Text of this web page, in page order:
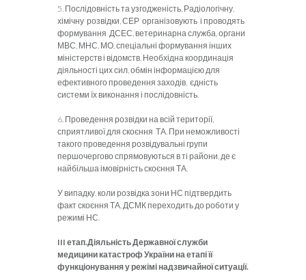
5. Послідовність та узгодженість. Радіологічну,
хімічну розвідки, СЕР організовують і проводять
формування ДСЕС, ветеринарна служба, органи
МВС, МНС, МО, спеціальні формування інших
міністерств і відомств. Необхідна координація
діяльності цих сил, обмін інформацією для
ефективного проведення заходів, єдність
системи їх виконання і послідовність.
6. Проведення розвідки на всій території,
сприятливої для скоєння ТА. При неможливості
такого проведення розвідувальні групи
першочергово спрямовуються в ті райони, де є
найбільша імовірність скоєння ТА.
У випадку, коли розвідка зони НС підтвердить
факт скоєння ТА, ДСМК переходить до роботи у
режимі НС.
III етап.Діяльність Державної служби
медицини катастроф України на етапі її
функціонування у режімі надзвичайної ситуації.